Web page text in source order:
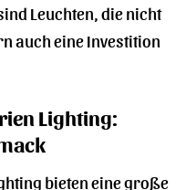
Leuchten, die nicht
auch eine Investition
Lighting:
bieten eine große